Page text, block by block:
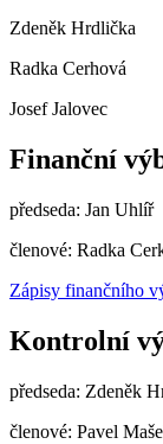
Zdeněk Hrdlička
Radka Cerhová
Josef Jalovec
Finanční
předseda: Jan Uhlíř
členové: Radka
Zápisy finančního
Kontrolní
předseda: Zdeněk
členové: Pavel